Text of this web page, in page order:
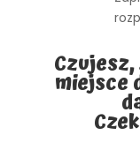
miejsce